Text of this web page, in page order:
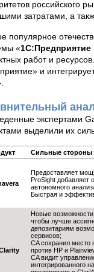
российского
затратами, а
популярное
«1С:Предприятие
работ и
и
экспертами
выделили их
Сильные стороны
Предоставляет
ProSight добавляет
автономного
Быстрая и
Новые возможности
чтобы лучше
депозитариям
сервисов;
CA сохранил место
против HP и
CA видит
интегрированного